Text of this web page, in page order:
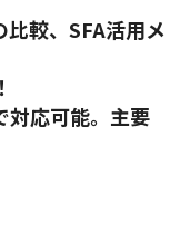
較、SFA活用メ
応可能。主要